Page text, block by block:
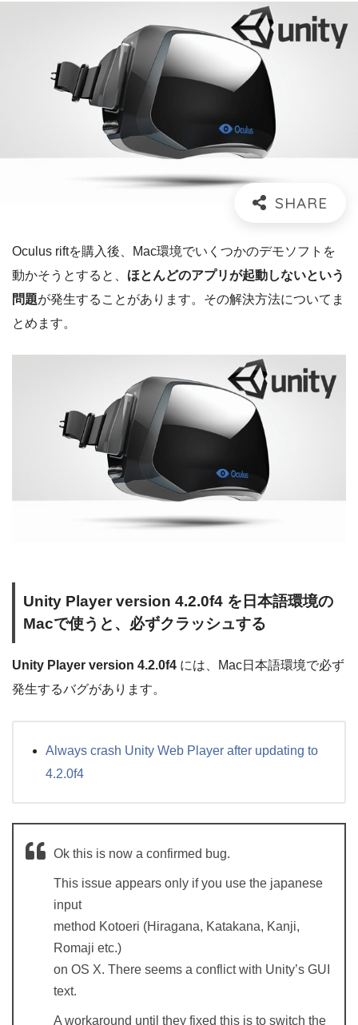
Oculus riftを購入後、Mac環境でいくつかのデモソフトを
動かそうとすると、 ほとんどのアプリが起動しないという
問題が発生することがあります。その解決方法についてま
とめます。
Unity Player version 4.2.0f4 を日本語環境の
Macで使うと、必ずクラッシュする
Unity Player version 4.2.0f4 には、Mac日本語環境で必ず
発生するバグがあります。
Always crash Unity Web Player after updating to
4.2.0f4
Ok this is now a confirmed bug.
This issue appears only if you use the japanese
input
method Kotoeri (Hiragana, Katakana, Kanji,
Romaji etc.)
on OS X. There seems a conflict with Unity’s GUI
text.
A workaround until they fixed this is to switch the